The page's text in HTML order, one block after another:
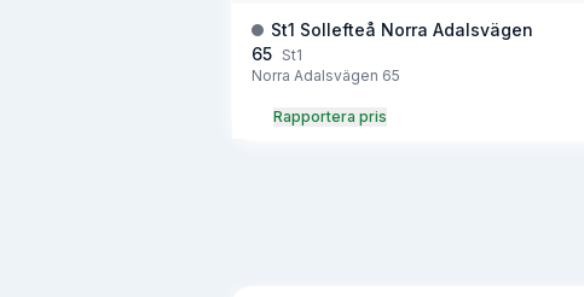
St1 Sollefteå Norra Adalsvägen
65 St1
Norra Adalsvägen 65
Rapportera pris